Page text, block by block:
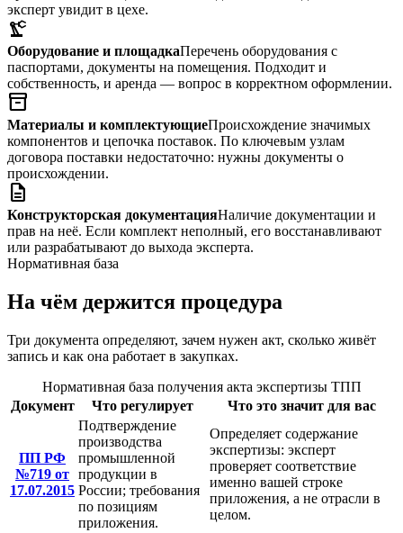
эксперт увидит в цехе.
precision_manufacturing
Оборудование и площадкаПеречень оборудования с
паспортами, документы на помещения. Подходит и
собственность, и аренда — вопрос в корректном оформлении.
inventory_2
Материалы и комплектующиеПроисхождение значимых
компонентов и цепочка поставок. По ключевым узлам
договора поставки недостаточно: нужны документы о
происхождении.
description
Конструкторская документацияНаличие документации и
прав на неё. Если комплект неполный, его восстанавливают
или разрабатывают до выхода эксперта.
Нормативная база
На чём держится процедура
Три документа определяют, зачем нужен акт, сколько живёт
запись и как она работает в закупках.
Нормативная база получения акта экспертизы ТПП
Документ
Что регулирует Что это значит для вас
ПП РФ
№719 от
17.07.2015
Подтверждение
производства
промышленной
продукции в
России; требования
по позициям
приложения.
Определяет содержание
экспертизы: эксперт
проверяет соответствие
именно вашей строке
приложения, а не отрасли в
целом.